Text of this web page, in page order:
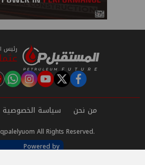
رئيس
facebook
twitter
youtube
من نحن سياسة الخصوصية
All Rights Reserved.
Powered by